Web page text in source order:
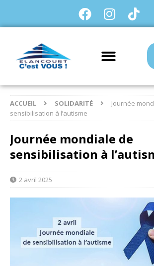
ACCUEIL SOLIDARITÉ
Journée
sensibilisation à l’autisme
Journée mondiale de
sensibilisation à
2 avril 2025